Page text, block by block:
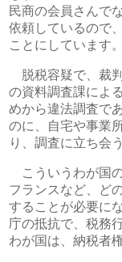
民商の会員さんで
依頼しているので
ことにしています。
脱税容疑で、裁
の資料調査課によ
めから違法調査で
のに、自宅や事業
り、調査に立ち会
こういうわが国
フランスなど、ど
することが必要に
庁の抵抗で、税務
わが国は、納税者